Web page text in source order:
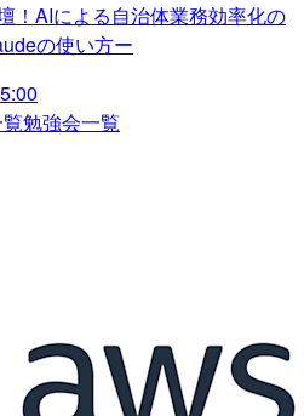
！AIによる自治体業務効率化の
の使い方ー
勉強会一覧